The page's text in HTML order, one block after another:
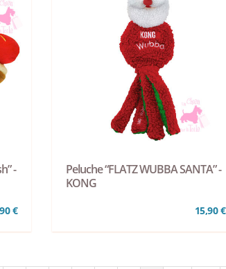
-
€
Peluche “FLATZ WUBBA SANTA” -
KONG
15,90 €